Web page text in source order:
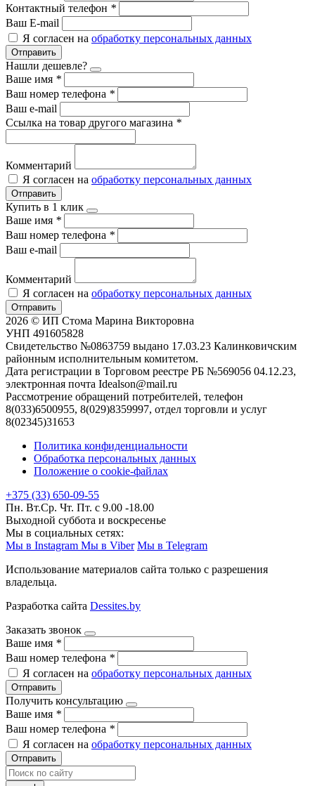
Контактный телефон *
Ваш E-mail
Я согласен на обработку персональных данных
Отправить
Нашли дешевле?
Ваше имя *
Ваш номер телефона *
Ваш e-mail
Ссылка на товар другого магазина *
Комментарий
Я согласен на обработку персональных данных
Отправить
Купить в 1 клик
Ваше имя *
Ваш номер телефона *
Ваш e-mail
Комментарий
Я согласен на обработку персональных данных
Отправить
2026 © ИП Стома Марина Викторовна
УНП 491605828
Свидетельство №0863759 выдано 17.03.23 Калинковичским
районным исполнительным комитетом.
Дата регистрации в Торговом реестре РБ №569056 04.12.23,
электронная почта Idealson@mail.ru
Рассмотрение обращений потребителей, телефон
8(033)6500955, 8(029)8359997, отдел торговли и услуг
8(02345)31653
Политика конфиденциальности
Обработка персональных данных
Положение о cookie-файлах
+375 (33) 650-09-55
Пн. Вт.Ср. Чт. Пт. с 9.00 -18.00
Выходной суббота и воскресенье
Мы в социальных сетях:
Мы в Instagram Мы в Viber Мы в Telegram
Использование материалов сайта только с разрешения
владельца.
Разработка сайта Dessites.by
Заказать звонок
Ваше имя *
Ваш номер телефона *
Я согласен на обработку персональных данных
Отправить
Получить консультацию
Ваше имя *
Ваш номер телефона *
Я согласен на обработку персональных данных
Отправить